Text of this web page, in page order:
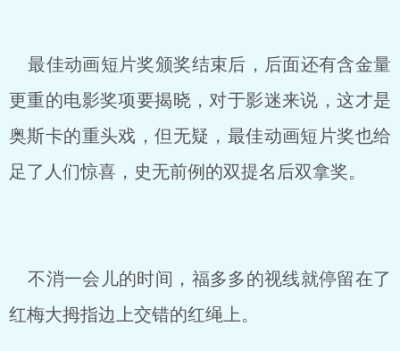
最佳动画短片奖颁奖结束后，后面还有含金量
更重的电影奖项要揭晓，对于影迷来说，这才是
奥斯卡的重头戏，但无疑，最佳动画短片奖也给
足了人们惊喜，史无前例的双提名后双拿奖。
不消一会儿的时间，福多多的视线就停留在了
红梅大拇指边上交错的红绳上。